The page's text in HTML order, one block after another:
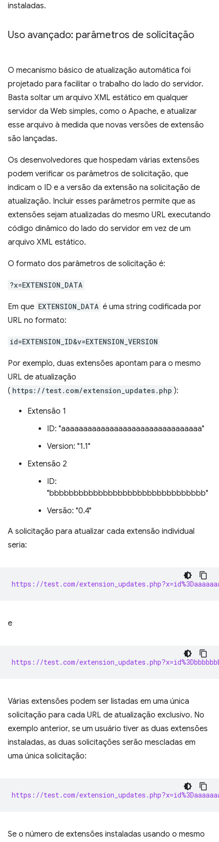
instaladas.
Uso avançado: parâmetros de solicitação
O mecanismo básico de atualização automática foi
projetado para facilitar o trabalho do lado do servidor.
Basta soltar um arquivo XML estático em qualquer
servidor da Web simples, como o Apache, e atualizar
esse arquivo à medida que novas versões de extensão
são lançadas.
Os desenvolvedores que hospedam várias extensões
podem verificar os parâmetros de solicitação, que
indicam o ID e a versão da extensão na solicitação de
atualização. Incluir esses parâmetros permite que as
extensões sejam atualizadas do mesmo URL executando
código dinâmico do lado do servidor em vez de um
arquivo XML estático.
O formato dos parâmetros de solicitação é:
?x=EXTENSION_DATA
Em que EXTENSION_DATA é uma string codificada por
URL no formato:
id=EXTENSION_ID&v=EXTENSION_VERSION
Por exemplo, duas extensões apontam para o mesmo
URL de atualização
( https://test.com/extension_updates.php ):
Extensão 1
ID: "aaaaaaaaaaaaaaaaaaaaaaaaaaaaaaaa"
Version: "1.1"
Extensão 2
ID:
"bbbbbbbbbbbbbbbbbbbbbbbbbbbbbbbb"
Versão: "0.4"
A solicitação para atualizar cada extensão individual
seria:
https://test.com/
e
https://test.com/
Várias extensões podem ser listadas em uma única
solicitação para cada URL de atualização exclusivo. No
exemplo anterior, se um usuário tiver as duas extensões
instaladas, as duas solicitações serão mescladas em
uma única solicitação:
https://test.com/
Se o número de extensões instaladas usando o mesmo